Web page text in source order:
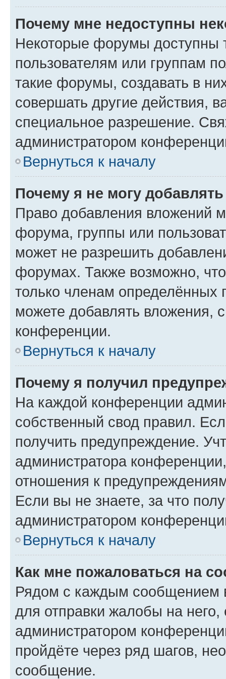
Почему мне недоступны
Некоторые форумы доступны
пользователям или группам
такие форумы, создавать в
совершать другие действия,
специальное разрешение.
администратором
Вернуться к началу
Почему я не могу
Право добавления вложений
форума, группы или
может не разрешить
форумах. Также возможно,
только членам определённых
можете добавлять вложения,
конференции.
Вернуться к началу
Почему я получил
На каждой конференции
собственный свод правил.
получить предупреждение.
администратора
отношения к
Если вы не знаете, за что
администратором
Вернуться к началу
Как мне пожаловаться на
Рядом с каждым сообщением
для отправки жалобы на
администратором
пройдёте через ряд шагов,
сообщение.